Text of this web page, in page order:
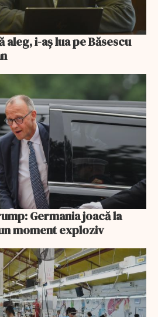
aleg, i-aș lua pe Băsescu
Germania joacă la
moment exploziv